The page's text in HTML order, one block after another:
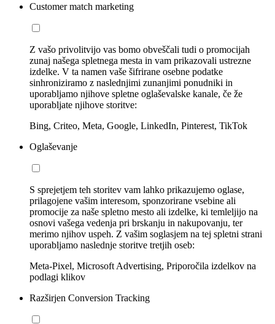
Customer match marketing
Z vašo privolitvijo vas bomo obveščali tudi o promocijah
zunaj našega spletnega mesta in vam prikazovali ustrezne
izdelke. V ta namen vaše šifrirane osebne podatke
sinhroniziramo z naslednjimi zunanjimi ponudniki in
uporabljamo njihove spletne oglaševalske kanale, če že
uporabljate njihove storitve:
Bing, Criteo, Meta, Google, LinkedIn, Pinterest, TikTok
Oglaševanje
S sprejetjem teh storitev vam lahko prikazujemo oglase,
prilagojene vašim interesom, sponzorirane vsebine ali
promocije za naše spletno mesto ali izdelke, ki temleljijo na
osnovi vašega vedenja pri brskanju in nakupovanju, ter
merimo njihov uspeh. Z vašim soglasjem na tej spletni strani
uporabljamo naslednje storitve tretjih oseb:
Meta-Pixel, Microsoft Advertising, Priporočila izdelkov na
podlagi klikov
Razširjen Conversion Tracking